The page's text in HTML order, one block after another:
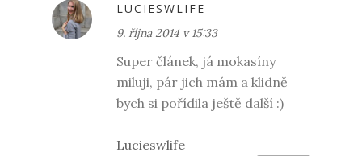
LUCIESWLIFE
9. října 2014 v 15:33
Super článek, já mokasíny
miluji, pár jich mám a klidně
bych si pořídila ještě další :)
Lucieswlife